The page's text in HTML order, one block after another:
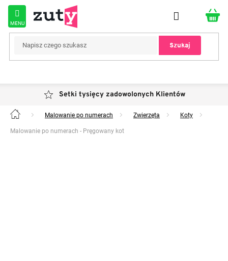
Przejść
treści
Szukaj
Setki tysięcy zadowolonych Klientów
Home Malowanie po numerach Zwierzęta Koty
Malowanie po numerach - Pręgowany kot